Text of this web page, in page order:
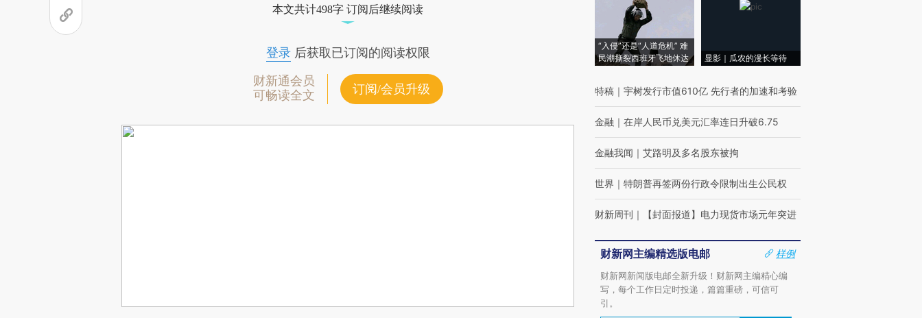
本文共计498字 订阅后继续阅读
登录后获取已订阅的阅读权限
财新通会员
可畅读全文
订阅/会员升级
“入侵”还是“人道危机” 难
民潮撕裂西班牙飞地休达
显影｜瓜农的漫长等待
特稿 ｜ 宇树发行市值610亿 先行者的加速和考验
金融 ｜ 在岸人民币兑美元汇率连日升破6.75
金融我闻 ｜ 艾路明及多名股东被拘
世界 ｜ 特朗普再签两份行政令限制出生公民权
财新周刊 ｜ 【封面报道】电力现货市场元年突进
财新网主编精选版电邮
样例
财新网新闻版电邮全新升级！财新网主编精心编
写，每个工作日定时投递，篇篇重磅，可信可
引。